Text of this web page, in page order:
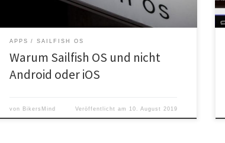
APPS SAILFISH OS
Warum Sailfish OS und nicht
Android oder iOS
von BikersMind Veröffentlicht am 10. August 2019